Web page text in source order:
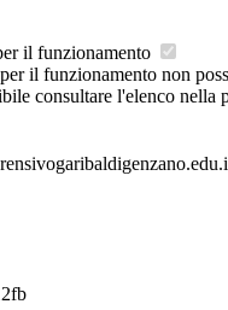
il funzionamento
il funzionamento non
consultare l'elenco nella